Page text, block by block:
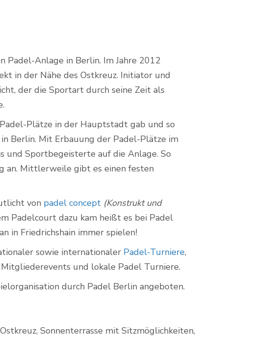
Anlage in Berlin. Im Jahre 2012
in der Nähe des Ostkreuz. Initiator und
der die Sportart durch seine Zeit als
Plätze in der Hauptstadt gab und so
Berlin. Mit Erbauung der Padel-Plätze im
und Sportbegeisterte auf die Anlage. So
an. Mittlerweile gibt es einen festen
von padel concept (Konstrukt und
Padelcourt dazu kam heißt es bei Padel
in Friedrichshain immer spielen!
sowie internationaler Padel-Turniere,
und lokale Padel Turniere.
durch Padel Berlin angeboten.
Sonnenterrasse mit Sitzmöglichkeiten,